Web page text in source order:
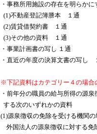
・事務所用施設の存在を明らかに
(1)不動産登記簿謄本 １通
(2)賃貸借契約書 １通
(3)その他の資料 １通
・事業計画書の写し １通
・直近の年度の決算文書の写し
※下記資料はカテゴリー４の場合
・前年分の職員の給与所得の源
する次のいずれかの資料
(1)源泉徴収の免除を受ける機関の
外国法人の源泉徴収に対する免